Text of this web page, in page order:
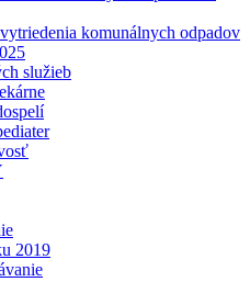
komunálnych odpadov
služieb
2019